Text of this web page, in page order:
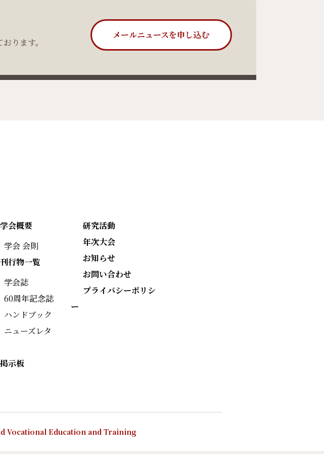
ります。
メールニュースを申し込む
学会概要
学会 会則
刊行物一覧
学会誌
60周年記念誌
ハンドブック
ニューズレタ
掲示板
研究活動
年次大会
お知らせ
お問い合わせ
プライバシーポリシ
ー
Vocational Education and Training